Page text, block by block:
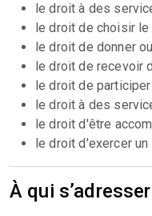
le droit à des
le droit de choisir
le droit de donner
le droit de recevoir
le droit de
le droit à des
le droit d'être
le droit d'exercer
À qui